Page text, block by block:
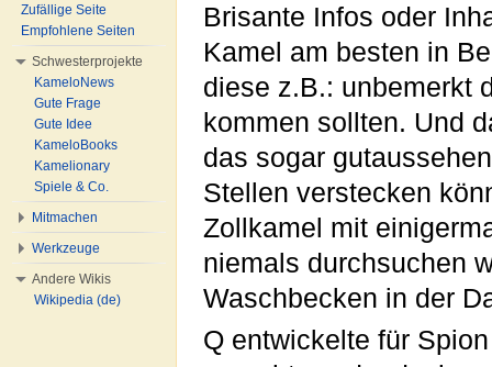
Brisante Infos oder
Kamel am besten in
diese z.B.: unbemerkt
kommen sollten. Und
das sogar
Stellen verstecken
Zollkamel mit
niemals durchsuchen
Waschbecken in der
Q entwickelte für
Zufällige Seite
Empfohlene Seiten
Schwesterprojekte
KameloNews
Gute Frage
Gute Idee
KameloBooks
Kamelionary
Spiele & Co.
Mitmachen
Werkzeuge
Andere Wikis
Wikipedia (de)